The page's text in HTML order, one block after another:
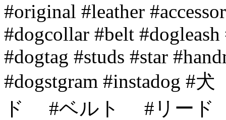
#original #leather
#dogcollar #belt
#dogtag #studs #star
#dogstgram #instadog
ド #ベルト #リー